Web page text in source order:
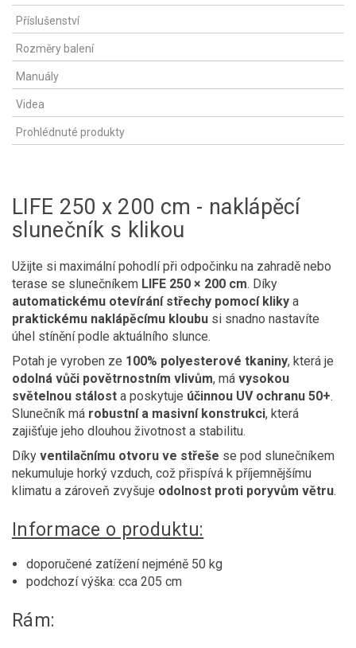
Příslušenství
Rozměry balení
Manuály
Videa
Prohlédnuté produkty
LIFE 250 x 200 cm - naklápěcí
slunečník s klikou
Užijte si maximální pohodlí při odpočinku na zahradě nebo
terase se slunečníkem LIFE 250 × 200 cm. Díky
automatickému otevírání střechy pomocí kliky a
praktickému naklápěcímu kloubu si snadno nastavíte
úhel stínění podle aktuálního slunce.
Potah je vyroben ze 100% polyesterové tkaniny, která je
odolná vůči povětrnostním vlivům, má vysokou
světelnou stálost a poskytuje účinnou UV ochranu 50+.
Slunečník má robustní a masivní konstrukci, která
zajišťuje jeho dlouhou životnost a stabilitu.
Díky ventilačnímu otvoru ve střeše se pod slunečníkem
nekumuluje horký vzduch, což přispívá k příjemnějšímu
klimatu a zároveň zvyšuje odolnost proti poryvům větru.
Informace o produktu:
doporučené zatížení nejméně 50 kg
podchozí výška: cca 205 cm
Rám: